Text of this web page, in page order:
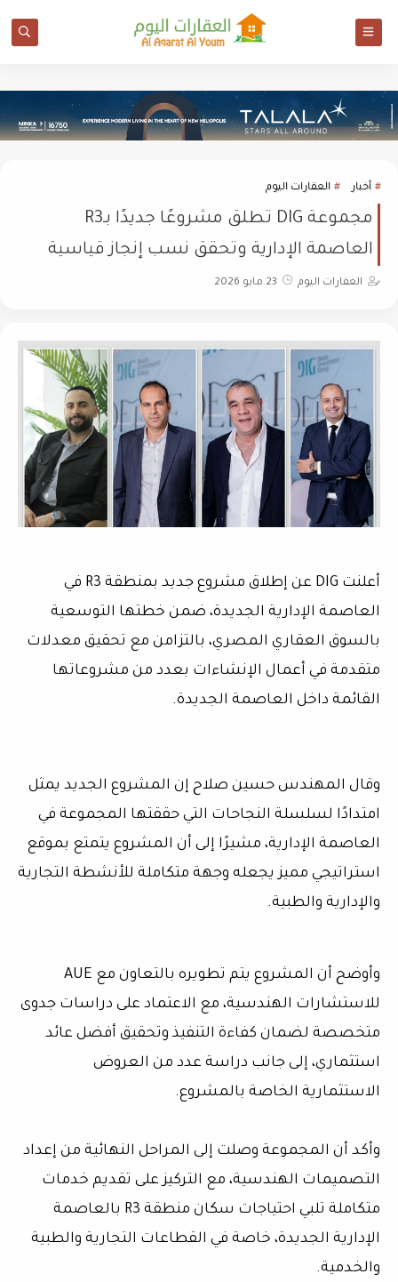
أخبار العقارات اليوم
مجموعة DIG تطلق مشروعًا جديدًا بـR3
العاصمة الإدارية وتحقق نسب إنجاز قياسية
العقارات اليوم 23 مايو 2026
أعلنت DIG عن إطلاق مشروع جديد بمنطقة R3 في
العاصمة الإدارية الجديدة، ضمن خطتها التوسعية
بالسوق العقاري المصري، بالتزامن مع تحقيق معدلات
متقدمة في أعمال الإنشاءات بعدد من مشروعاتها
القائمة داخل العاصمة الجديدة.
وقال المهندس حسين صلاح إن المشروع الجديد يمثل
امتدادًا لسلسلة النجاحات التي حققتها المجموعة في
العاصمة الإدارية، مشيرًا إلى أن المشروع يتمتع بموقع
استراتيجي مميز يجعله وجهة متكاملة للأنشطة التجارية
والإدارية والطبية.
وأوضح أن المشروع يتم تطويره بالتعاون مع AUE
للاستشارات الهندسية، مع الاعتماد على دراسات جدوى
متخصصة لضمان كفاءة التنفيذ وتحقيق أفضل عائد
استثماري، إلى جانب دراسة عدد من العروض
الاستثمارية الخاصة بالمشروع.
وأكد أن المجموعة وصلت إلى المراحل النهائية من إعداد
التصميمات الهندسية، مع التركيز على تقديم خدمات
متكاملة تلبي احتياجات سكان منطقة R3 بالعاصمة
الإدارية الجديدة، خاصة في القطاعات التجارية والطبية
والخدمية.